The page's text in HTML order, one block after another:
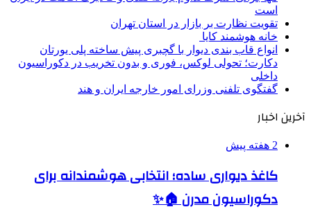
است
تقویت نظارت بر بازار در استان تهران
خانه هوشمند کایا
انواع قاب بندی دیوار با گچبری پیش ساخته پلی یورتان
دکارت؛ تحولی لوکس، فوری و بدون تخریب در دکوراسیون
داخلی
گفتگوی تلفنی وزرای امور خارجه ایران و هند
آخرین اخبار
2 هفته پیش
کاغذ دیواری ساده؛ انتخابی هوشمندانه برای
دکوراسیون مدرن 🏠✨